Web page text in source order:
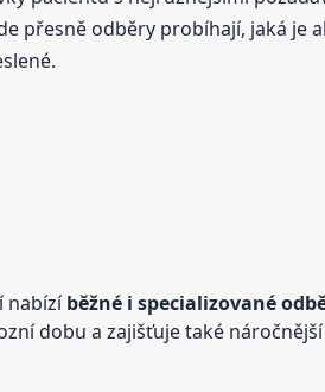
přesně odběry probíhají, jaká je
nabízíběžné i specializované
dobu a zajišťuje také